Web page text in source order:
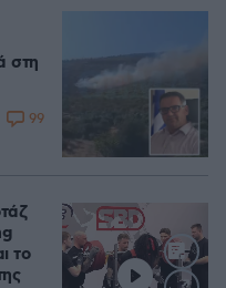
στη
99
το